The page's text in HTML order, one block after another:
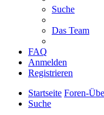
Suche
Das Team
FAQ
Anmelden
Registrieren
Startseite Foren-
Suche